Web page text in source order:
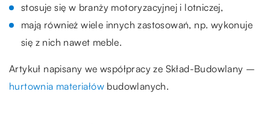
stosuje się w branży motoryzacyjnej i lotniczej,
mają również wiele innych zastosowań, np. wykonuje
się z nich nawet meble.
Artykuł napisany we współpracy ze Skład-Budowlany –
hurtownia materiałów budowlanych.